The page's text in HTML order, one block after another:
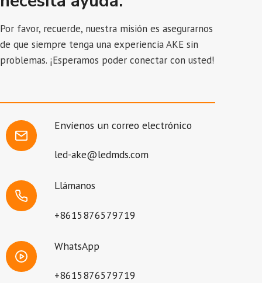
Por favor, recuerde, nuestra misión es asegurarnos
de que siempre tenga una experiencia AKE sin
problemas. ¡Esperamos poder conectar con usted!
Envíenos un correo electrónico
led-ake@ledmds.com
Llámanos
+8615876579719
WhatsApp
+8615876579719